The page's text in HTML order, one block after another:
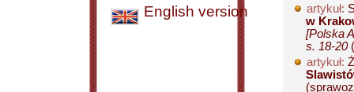
English version
artykuł:
w
[Polska
s. 18-20
artykuł: